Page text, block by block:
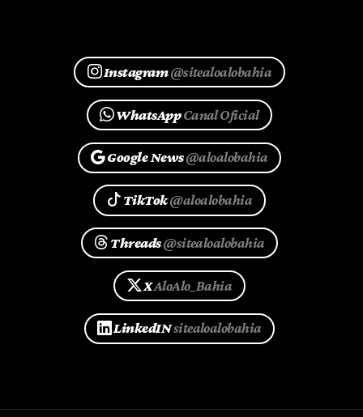
Instagram@sitealoalobahia
WhatsAppCanal Oficial
Google News@aloalobahia
TikTok@aloalobahia
Threads@sitealoalobahia
XAloAlo_Bahia
LinkedINsitealoalobahia